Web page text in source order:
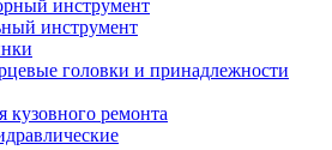
инструмент
инструмент
головки и принадлежности
кузовного ремонта